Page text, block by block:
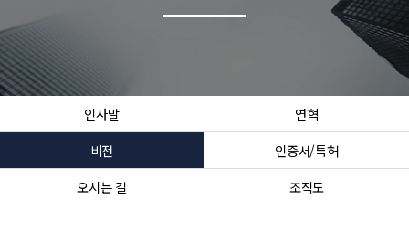
인사말
연혁
비전
인증서/특허
오시는 길
조직도